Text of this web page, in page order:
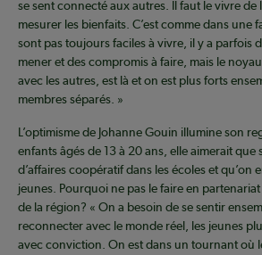
se sent connecté aux autres. Il faut le vivre de
mesurer les bienfaits. C’est comme dans une
sont pas toujours faciles à vivre, il y a parfois
mener et des compromis à faire, mais le
avec les autres, est là et on est plus forts
membres séparés. »
L’optimisme de Johanne Gouin illumine son
enfants âgés de 13 à 20 ans, elle aimerait
d’affaires coopératif dans les écoles et qu’on
jeunes. Pourquoi ne pas le faire en
de la région? « On a besoin de se sentir
reconnecter avec le monde réel, les jeunes
avec conviction. On est dans un tournant où